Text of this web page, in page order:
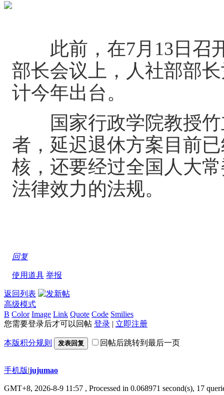
此前，在7月13日召开
部长会议上，人社部部
计今年出台。
国家行政学院教授竹
者，延迟退休方案目前
核，还要经过全国人大
法律效力的法规。
回复
使用道具 举报
返回列表
高级模式
B Color Image Link Quote Code Smilies
您需要登录后才可以回帖 登录 | 立即注册
本版积分规则 发表回复 回帖后跳转到最后一页
手机版|jujumao
GMT+8, 2026-8-9 11:57 , Processed in 0.068971 second(s), 17